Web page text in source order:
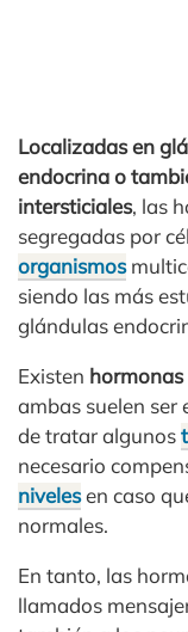
Localizadas en
endocrina o
intersticiales, las
segregadas por
organismos
siendo las más
glándulas
Existen
ambas suelen ser
de tratar algunos
necesario
nivelesen caso
normales.
En tanto, las
llamados